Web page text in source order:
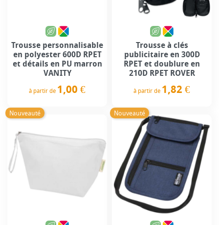
Trousse personnalisable
en polyester 600D RPET
et détails en PU marron
VANITY
à partir de 1,00 €
Trousse à clés
publicitaire en 300D
RPET et doublure en
210D RPET ROVER
à partir de 1,82 €
Nouveauté Nouveauté